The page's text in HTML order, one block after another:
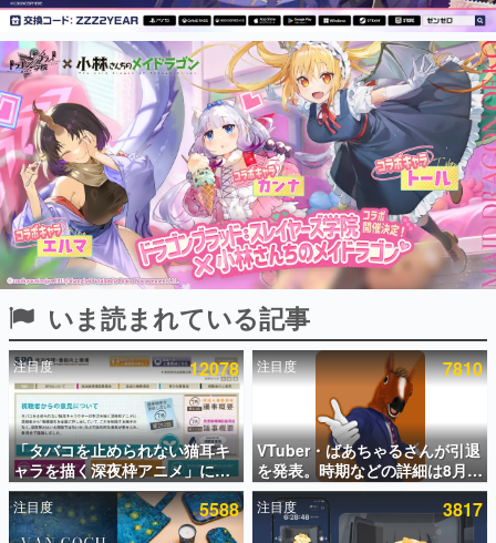
ピックアップ
電ファミのいま読まれている記事ランキング
アプリセール情報
インタビュー
連載・特集一覧
殿堂入り記事
SNS拡散数が数千以上！ ページビュー数万以上！ などな
ど。多くの人々に読まれた、電ファミ渾身の“殿堂入り”記
事をまとめました。
ゲームの企画書
名作ゲームクリエイターの方々に製作時のエピソードをお
聞きし、ヒットする企画（ゲーム）とは何か？を探ってい
きます。
赫本
この物語を解いてはいけない。『赫本』は、〈試験問題〉
の形をした短編ホラー小説集です。
いま読まれている記事
注目度 12078
「タバコを止められない猫耳キ
ャラを描く深夜枠アニメ」に視
聴者の一部から批判意見。違法
薬物の使用と思しき描写も含め
て、BPOが議論を交わす
注目度 7810
VTuber・ばあちゃるさんが引退
を発表。時期などの詳細は8月9
日15時からの配信で説明
注目度 5588 注目度 3817